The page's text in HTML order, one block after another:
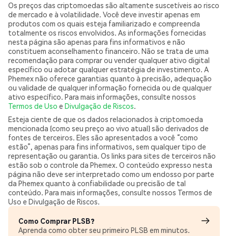
Os preços das criptomoedas são altamente suscetíveis ao risco
de mercado e à volatilidade. Você deve investir apenas em
produtos com os quais esteja familiarizado e compreenda
totalmente os riscos envolvidos. As informações fornecidas
nesta página são apenas para fins informativos e não
constituem aconselhamento financeiro. Não se trata de uma
recomendação para comprar ou vender qualquer ativo digital
específico ou adotar qualquer estratégia de investimento. A
Phemex não oferece garantias quanto à precisão, adequação
ou validade de qualquer informação fornecida ou de qualquer
ativo específico. Para mais informações, consulte nossos
Termos de Uso e Divulgação de Riscos.
Esteja ciente de que os dados relacionados à criptomoeda
mencionada (como seu preço ao vivo atual) são derivados de
fontes de terceiros. Eles são apresentados a você “como
estão”, apenas para fins informativos, sem qualquer tipo de
representação ou garantia. Os links para sites de terceiros não
estão sob o controle da Phemex. O conteúdo expresso nesta
página não deve ser interpretado como um endosso por parte
da Phemex quanto à confiabilidade ou precisão de tal
conteúdo. Para mais informações, consulte nossos Termos de
Uso e Divulgação de Riscos.
Como Comprar PLSB?
Aprenda como obter seu primeiro PLSB em minutos.